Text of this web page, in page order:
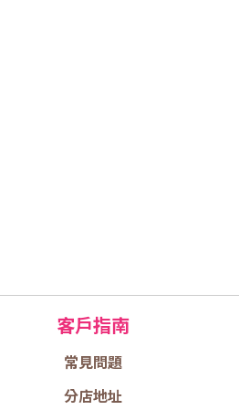
客戶指南
常見問題
分店地址